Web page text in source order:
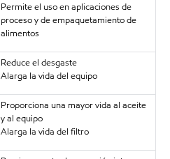
Permite el uso en aplicaciones de
proceso y de empaquetamiento de
alimentos
Reduce el desgaste
Alarga la vida del equipo
Proporciona una mayor vida al aceite
y al equipo
Alarga la vida del filtro